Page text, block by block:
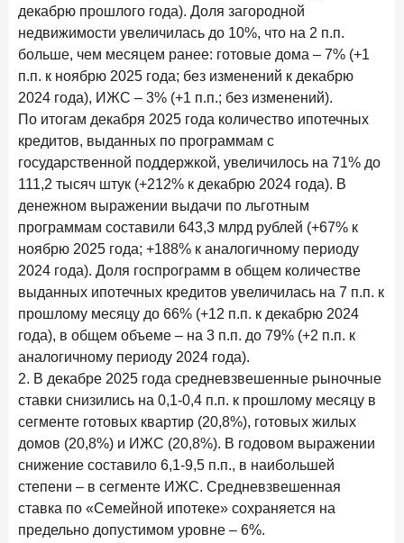
Конкуренция на рынке инвестиционно-страховых
продуктов усиливается
28 апреля 2026 года ИССЛЕДОВАНИЕ
Привязанность побеждает ставку? Как выбирают банк
для сбережений в 2026 году
Банки скорректировали доходность вкладов после
снижения ключевой ставки до 14,5%
Цифра дня
Средняя ставка по ипотеке в России
8,95%
+1,48 п.п.
Frank Data. Ипотека Поделиться
24 апреля 2026 года ИССЛЕДОВАНИЕ
Ипотека. Итоги работы крупнейших ипотечных банков
в марте 2026 года
15 апреля 2026 года
Рынок подписок 2026: от гонки за объёмами к битве за
15 апреля 2026 года
декабрю прошлого года). Доля загородной
недвижимости увеличилась до 10%, что на 2 п.п.
больше, чем месяцем ранее: готовые дома – 7% (+1
п.п. к ноябрю 2025 года; без изменений к декабрю
2024 года), ИЖС – 3% (+1 п.п.; без изменений).
По итогам декабря 2025 года количество ипотечных
кредитов, выданных по программам с
государственной поддержкой, увеличилось на 71% до
111,2 тысяч штук (+212% к декабрю 2024 года). В
денежном выражении выдачи по льготным
программам составили 643,3 млрд рублей (+67% к
ноябрю 2025 года; +188% к аналогичному периоду
2024 года). Доля госпрограмм в общем количестве
выданных ипотечных кредитов увеличилась на 7 п.п. к
прошлому месяцу до 66% (+12 п.п. к декабрю 2024
года), в общем объеме – на 3 п.п. до 79% (+2 п.п. к
аналогичному периоду 2024 года).
2. В декабре 2025 года средневзвешенные рыночные
ставки снизились на 0,1-0,4 п.п. к прошлому месяцу в
сегменте готовых квартир (20,8%), готовых жилых
домов (20,8%) и ИЖС (20,8%). В годовом выражении
снижение составило 6,1-9,5 п.п., в наибольшей
степени – в сегменте ИЖС. Средневзвешенная
ставка по «Семейной ипотеке» сохраняется на
предельно допустимом уровне – 6%.